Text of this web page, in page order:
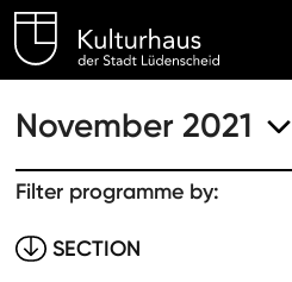
November 2021
Filter programme by:
SECTION